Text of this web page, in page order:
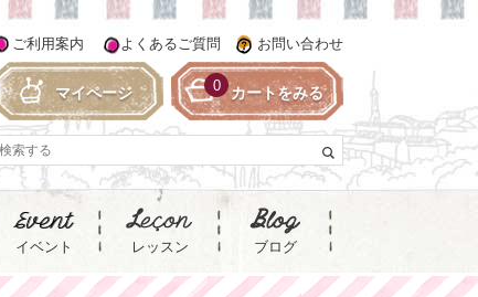
イベント レッスン ブログ
ご利用案内 よくあるご質問 お問い合わせ
マイページ カートをみる
0